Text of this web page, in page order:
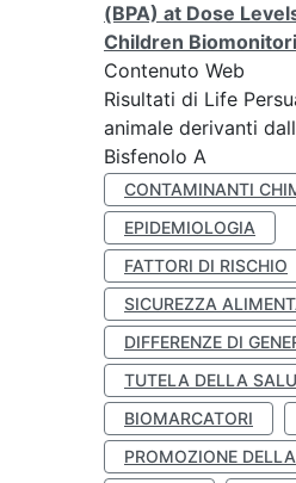
(BPA) at Dose
Children
Contenuto Web
Risultati di Life
animale derivanti
Bisfenolo A
CONTAMINANTI
EPIDEMIOLOGIA
FATTORI DI RISCHIO
SICUREZZA
DIFFERENZE DI
TUTELA DELLA
BIOMARCATORI
PROMOZIONE